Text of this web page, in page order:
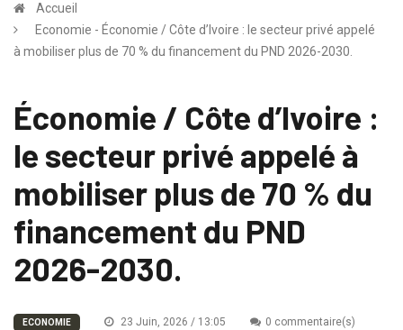
Accueil
Economie - Économie / Côte d’Ivoire : le secteur privé appelé
à mobiliser plus de 70 % du financement du PND 2026-2030.
Économie / Côte d’Ivoire :
le secteur privé appelé à
mobiliser plus de 70 % du
financement du PND
2026-2030.
ECONOMIE 23 Juin, 2026 / 13:05 0 commentaire(s)